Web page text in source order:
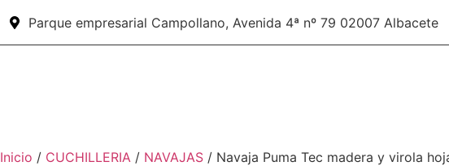
Parque empresarial Campollano, Avenida 4ª nº 79 02007 Albacete
Inicio / CUCHILLERIA / NAVAJAS / Navaja Puma Tec madera y virola